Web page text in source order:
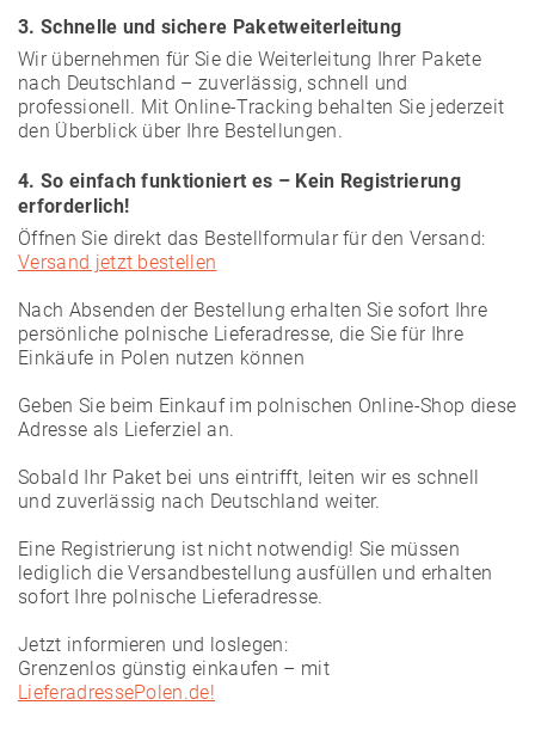
3. Schnelle und sichere Paketweiterleitung
Wir übernehmen für Sie die Weiterleitung Ihrer Pakete
nach Deutschland – zuverlässig, schnell und
professionell. Mit Online-Tracking behalten Sie jederzeit
den Überblick über Ihre Bestellungen.
4. So einfach funktioniert es – Kein Registrierung
erforderlich!
Öffnen Sie direkt das Bestellformular für den Versand:
Versand jetzt bestellen
Nach Absenden der Bestellung erhalten Sie sofort Ihre
persönliche polnische Lieferadresse, die Sie für Ihre
Einkäufe in Polen nutzen können
Geben Sie beim Einkauf im polnischen Online-Shop diese
Adresse als Lieferziel an.
Sobald Ihr Paket bei uns eintrifft, leiten wir es schnell
und zuverlässig nach Deutschland weiter.
Eine Registrierung ist nicht notwendig! Sie müssen
lediglich die Versandbestellung ausfüllen und erhalten
sofort Ihre polnische Lieferadresse.
Jetzt informieren und loslegen:
Grenzenlos günstig einkaufen – mit
LieferadressePolen.de!